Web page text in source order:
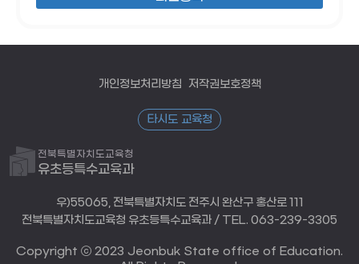
개인정보처리방침 저작권보호정책
타시도 교육청
전북특별자치도교육청
유초등특수교육과
우)55065, 전북특별자치도 전주시 완산구 홍산로 111
전북특별자치도교육청 유초등특수교육과 / TEL. 063-239-3305
Copyright ⓒ 2023 Jeonbuk State office of Education.